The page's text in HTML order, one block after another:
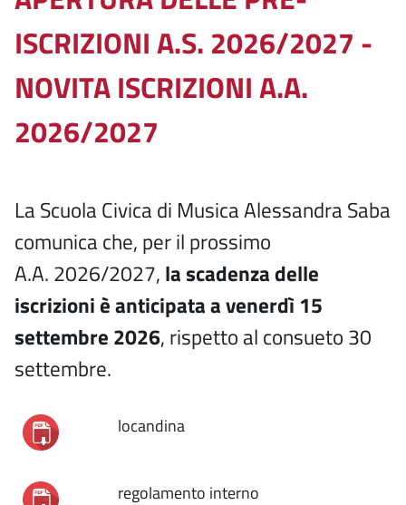
ISCRIZIONI A.S. 2026/2027 -
NOVITA ISCRIZIONI A.A.
2026/2027
La Scuola Civica di Musica Alessandra Saba
comunica che, per il prossimo
A.A. 2026/2027, la scadenza delle
iscrizioni è anticipata a venerdì 15
settembre 2026, rispetto al consueto 30
settembre.
locandina
regolamento interno